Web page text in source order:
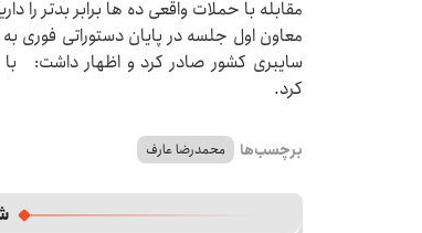
مقابله با حملات واقعی ده ها برابر بدتر
معاون اول جلسه در پایان دستوراتی فوری
سایبری کشور صادر کرد و اظهار داشت: با
کرد.
برچسب‌ها محمدرضا عارف